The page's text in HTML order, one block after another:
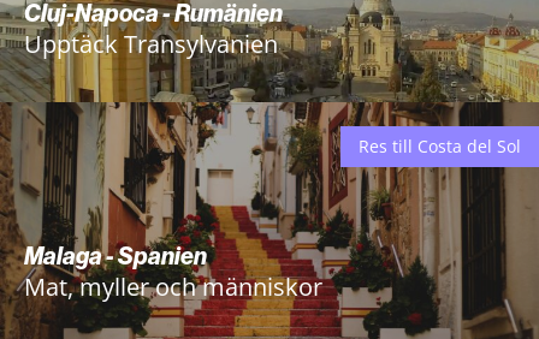
Cluj-Napoca - Rumänien
Upptäck Transylvanien
Res till Costa del Sol
Malaga - Spanien
Mat, myller och människor